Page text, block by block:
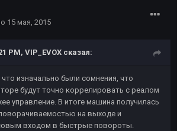
15 мая, 2015
PM, VIP_EVOX сказал:
изначально были сомнения, что
будут точно коррелировать с реалом
управление. В итоге машина получилась
на выходе и
входом в быстрые повороты.